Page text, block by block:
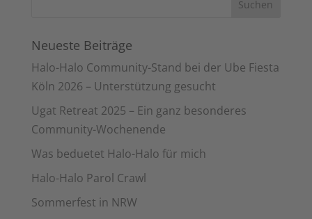
Neueste Beiträge
Halo-Halo Community-Stand bei der Ube Fiesta
Köln 2026 – Unterstützung gesucht
Ugat Retreat 2025 – Ein ganz besonderes
Community-Wochenende
Was beduetet Halo-Halo für mich
Halo-Halo Parol Crawl
Sommerfest in NRW